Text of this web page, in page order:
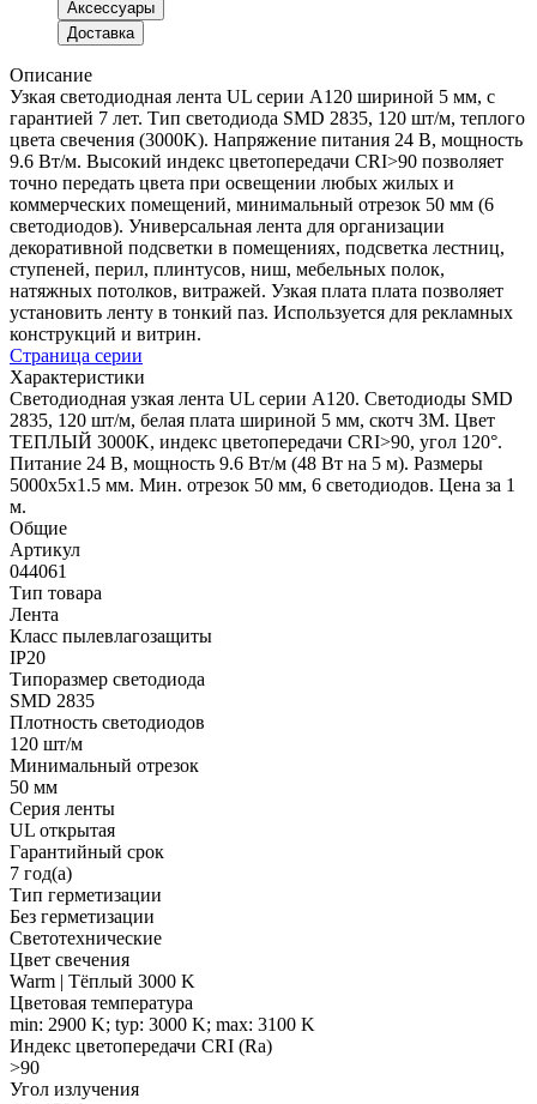
Аксессуары
Доставка
Описание
Узкая светодиодная лента UL серии A120 шириной 5 мм, с
гарантией 7 лет. Тип светодиода SMD 2835, 120 шт/м, теплого
цвета свечения (3000K). Напряжение питания 24 В, мощность
9.6 Вт/м. Высокий индекс цветопередачи CRI>90 позволяет
точно передать цвета при освещении любых жилых и
коммерческих помещений, минимальный отрезок 50 мм (6
светодиодов). Универсальная лента для организации
декоративной подсветки в помещениях, подсветка лестниц,
ступеней, перил, плинтусов, ниш, мебельных полок,
натяжных потолков, витражей. Узкая плата плата позволяет
установить ленту в тонкий паз. Используется для рекламных
конструкций и витрин.
Страница серии
Характеристики
Светодиодная узкая лента UL серии A120. Светодиоды SMD
2835, 120 шт/м, белая плата шириной 5 мм, скотч 3M. Цвет
ТЕПЛЫЙ 3000K, индекс цветопередачи CRI>90, угол 120°.
Питание 24 В, мощность 9.6 Вт/м (48 Вт на 5 м). Размеры
5000x5x1.5 мм. Мин. отрезок 50 мм, 6 светодиодов. Цена за 1
м.
Общие
Артикул
044061
Тип товара
Лента
Класс пылевлагозащиты
IP20
Типоразмер светодиода
SMD 2835
Плотность светодиодов
120 шт/м
Минимальный отрезок
50 мм
Серия ленты
UL открытая
Гарантийный срок
7 год(а)
Тип герметизации
Без герметизации
Светотехнические
Цвет свечения
Warm | Тёплый 3000 K
Цветовая температура
min: 2900 K; typ: 3000 K; max: 3100 K
Индекс цветопередачи CRI (Ra)
>90
Угол излучения